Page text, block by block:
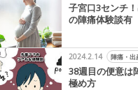
子宮口3センチ
の陣痛体験談有
2024.2.14
陣痛・出
38週目の便意は
極め方